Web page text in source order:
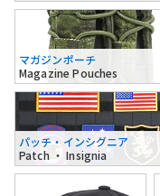
マガジンポーチ
Magazine Pouches
パッチ・インシグニア
Patch ・ Insignia